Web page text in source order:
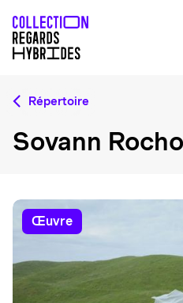
Répertoire
Sovann
œuvre